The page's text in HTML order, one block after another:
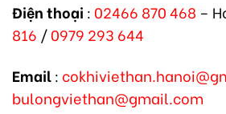
Điện thoại : 02466 870 468 –
816 /0979 293 644
Email:
bulongviethan@gmail.com